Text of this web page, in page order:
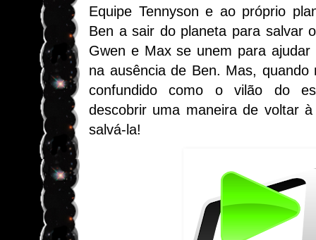
Equipe Tennyson e ao próprio
Ben a sair do planeta para salvar
Gwen e Max se unem para
na ausência de Ben. Mas, quando
confundido como o vilão do
descobrir uma maneira de voltar
salvá-la!